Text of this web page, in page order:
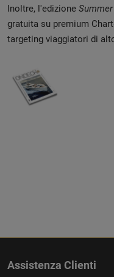
Inoltre, l'edizione
gratuita su premium
targeting viaggiatori di
Assistenza Clienti